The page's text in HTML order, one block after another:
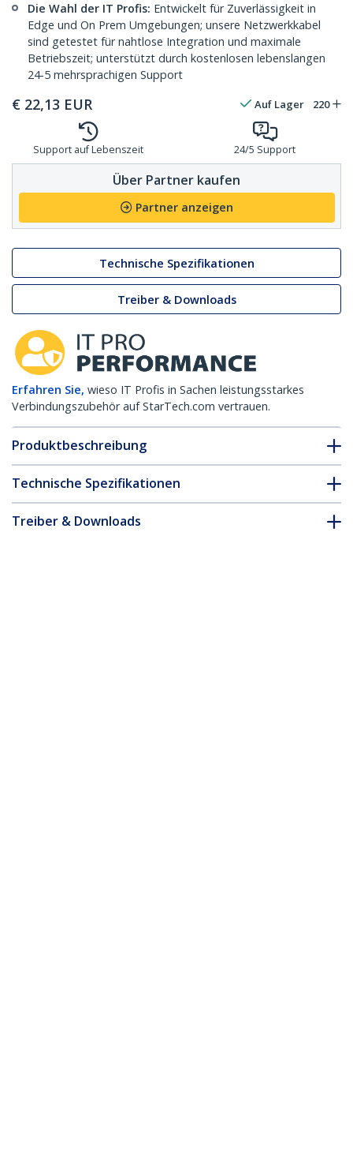
Die Wahl der IT Profis: Entwickelt für Zuverlässigkeit in
Edge und On Prem Umgebungen; unsere Netzwerkkabel
sind getestet für nahtlose Integration und maximale
Betriebszeit; unterstützt durch kostenlosen lebenslangen
24-5 mehrsprachigen Support
€ 22,13 EUR Auf Lager 220
Support auf Lebenszeit 24/5 Support
Über Partner kaufen
Partner anzeigen
Technische Spezifikationen
Treiber & Downloads
Erfahren Sie, wieso IT Profis in Sachen leistungsstarkes
Verbindungszubehör auf StarTech.com vertrauen.
Produktbeschreibung
Technische Spezifikationen
Treiber & Downloads